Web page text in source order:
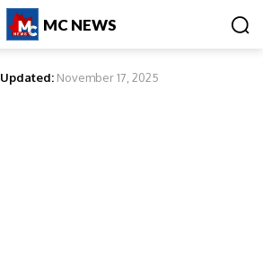
MC NEWS
Updated: November 17, 2025